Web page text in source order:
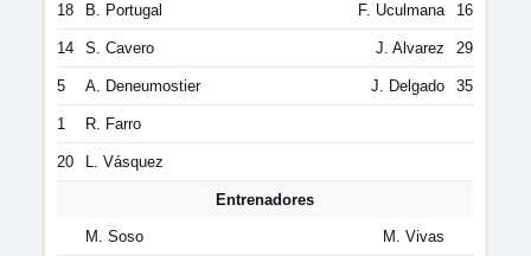
18 B. Portugal F. Uculmana 16
14 S. Cavero J. Alvarez 29
5 A. Deneumostier J. Delgado 35
1 R. Farro
20 L. Vásquez
Entrenadores
M. Soso M. Vivas